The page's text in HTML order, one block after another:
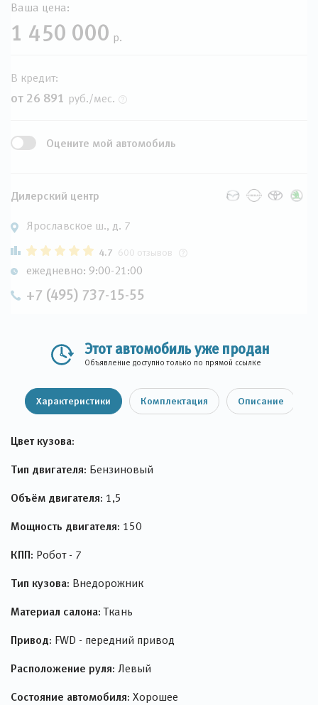
Ваша цена:
1 450 000 р.
В кредит:
от 26 891 руб./мес.
Оцените мой автомобиль
Дилерский центр
Ярославское ш., д. 7
4.7 600 отзывов
ежедневно: 9:00-21:00
+7 (495) 737-15-55
Этот автомобиль уже продан
Объявление доступно только по прямой ссылке
Характеристики Комплектация Описание
Цвет кузова:
Тип двигателя: Бензиновый
Объём двигателя: 1,5
Мощность двигателя: 150
КПП: Робот - 7
Тип кузова: Внедорожник
Материал салона: Ткань
Привод: FWD - передний привод
Расположение руля: Левый
Состояние автомобиля: Хорошее